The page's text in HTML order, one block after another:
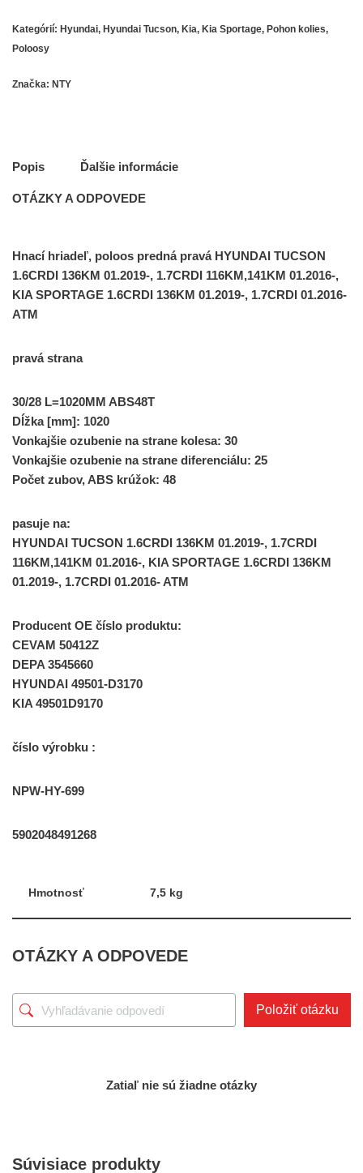
Kategórií: Hyundai, Hyundai Tucson, Kia, Kia Sportage, Pohon kolies,
Poloosy
Značka: NTY
Popis Ďalšie informácie
OTÁZKY A ODPOVEDE
Hnací hriadeľ, poloos predná pravá HYUNDAI TUCSON
1.6CRDI 136KM 01.2019-, 1.7CRDI 116KM,141KM 01.2016-,
KIA SPORTAGE 1.6CRDI 136KM 01.2019-, 1.7CRDI 01.2016-
ATM
pravá strana
30/28 L=1020MM ABS48T
Dĺžka [mm]: 1020
Vonkajšie ozubenie na strane kolesa: 30
Vonkajšie ozubenie na strane diferenciálu: 25
Počet zubov, ABS krúžok: 48
pasuje na:
HYUNDAI TUCSON 1.6CRDI 136KM 01.2019-, 1.7CRDI
116KM,141KM 01.2016-, KIA SPORTAGE 1.6CRDI 136KM
01.2019-, 1.7CRDI 01.2016- ATM
Producent OE číslo produktu:
CEVAM 50412Z
DEPA 3545660
HYUNDAI 49501-D3170
KIA 49501D9170
číslo výrobku :
NPW-HY-699
5902048491268
Hmotnosť 7,5 kg
OTÁZKY A ODPOVEDE
Položiť otázku
Zatiaľ nie sú žiadne otázky
Súvisiace produkty